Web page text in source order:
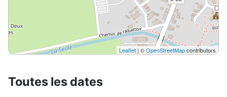
Leaflet | ©OpenStreetMapcontributors
Toutes les dates